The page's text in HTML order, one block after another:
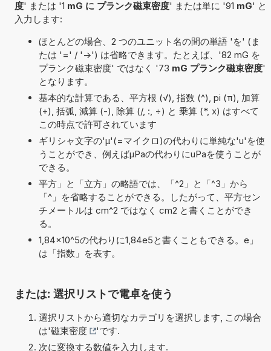
度' または '1 mG に プランク磁束密度' または単に '91 mG' と
入力します:
ほとんどの場合、2 つのユニット名の間の単語 'を' (ま
たは '=' / '->') は省略できます。たとえば、'82 mG を
プランク磁束密度' ではなく '73 mG プランク磁束密度'
となります。
基本的な計算である、平方根 (√), 指数 (^), pi (π), 加算
(+), 括弧, 減算 (-), 除算 (/, :, ÷) と 乗算 (*, x) はすべて
この時点で許可されています
ギリシャ文字の'μ'(=マイクロ)の代わりに単純な'u'を使
うことができ、例えばµPaの代わりにuPaを使うことが
できる。
平方」と「立方」の略語では、「^2」と「^3」から
「^」を省略することができる。したがって、平方セン
チメートルは cm^2 ではなく cm2 と書くことができ
る。
1,84×10^5の代わりに1,84e5と書くこともできる。e」
は「指数」を表す。
または: 選択リストで電卓を使う
選択リストから適切なカテゴリを選択します, この場合
は'磁束密度
'です.
次に変換する数値を入力します.